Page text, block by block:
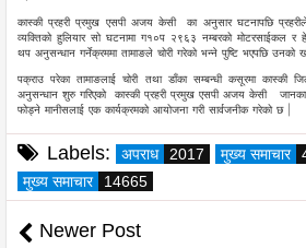
कास्की प्रहरी प्रमुख एसपी अजय केसी का अनुसार घटनापछि
व्यक्तिको हुलियार सो घटनामा ग१०प २९६३ नम्बरको मोटरसाईकल र
थप अनुसन्धान गर्नेक्रममा तामाङले चोरी गरेको भन्ने पुष्टि भएपछि उनको
पक्राउ परेका तामाङलाई चोरी तथा डाँका सम्बन्धी कसूरमा कास्की
अनुसन्धान शुरु गरिएको कास्की प्रहरी प्रमुख एसपी अजय केसी
फोड्ने मानीसलाई एक कार्यक्रमको आयोजना गरी सार्वजनीक गरेको छ |
Labels: अपराध 2017 मुख्य समाचार
मुख्य समाचार
14665
Newer Post